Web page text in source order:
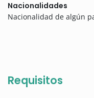
Nacionalidades
Nacionalidad de algún
Requisitos